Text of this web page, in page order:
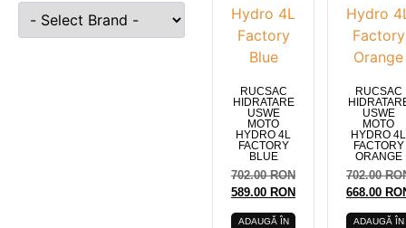
RUCSAC
HIDRATARE
USWE
MOTO
HYDRO 4L
FACTORY
BLUE
702.00RON
589.00 RON
ADAUGĂ ÎN
RUCSAC
USWE
MOTO
HYDRO 4L
FACTORY
ORANGE
702.00
668.00
ADAUGĂ ÎN